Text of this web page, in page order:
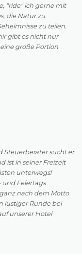
"ride" ich gerne mit
die Natur zu
zu teilen.
gibt es nicht nur
große Portion
Steuerberater sucht er
ist in seiner Freizeit
unterwegs!
und Feiertags
nach dem Motto
lustiger Runde bei
unserer Hotel